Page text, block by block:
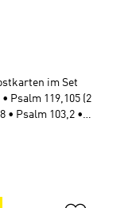
im Set
Psalm 119,105 (2
• Psalm 103,2 •
10,5 cm